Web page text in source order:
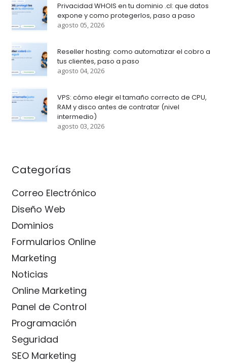
Privacidad WHOIS en tu dominio .cl: que datos
expone y como protegerlos, paso a paso
agosto 05, 2026
Reseller hosting: como automatizar el cobro a
tus clientes, paso a paso
agosto 04, 2026
VPS: cómo elegir el tamaño correcto de CPU,
RAM y disco antes de contratar (nivel
intermedio)
agosto 03, 2026
Categorías
Correo Electrónico
Diseño Web
Dominios
Formularios Online
Marketing
Noticias
Online Marketing
Panel de Control
Programación
Seguridad
SEO Marketing